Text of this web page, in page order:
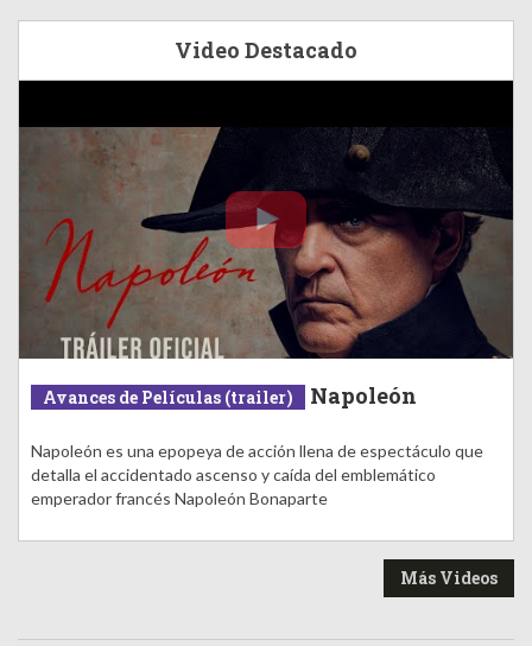
Video Destacado
Avances de Películas (trailer) Napoleón
Napoleón es una epopeya de acción llena de espectáculo que
detalla el accidentado ascenso y caída del emblemático
emperador francés Napoleón Bonaparte
Más Videos